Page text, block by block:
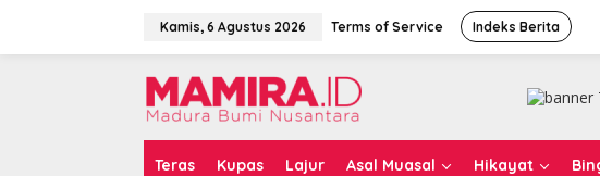
Kamis, 6 Agustus 2026 Terms of Service Indeks Berita
Teras Kupas Lajur Asal Muasal Hikayat